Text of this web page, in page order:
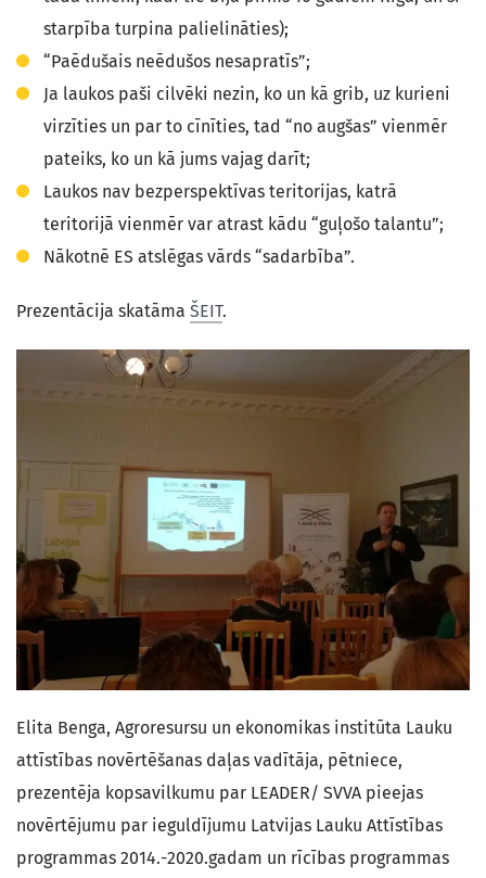
starpība turpina palielināties);
“Paēdušais neēdušos nesapratīs”;
Ja laukos paši cilvēki nezin, ko un kā grib, uz kurieni
virzīties un par to cīnīties, tad “no augšas” vienmēr
pateiks, ko un kā jums vajag darīt;
Laukos nav bezperspektīvas teritorijas, katrā
teritorijā vienmēr var atrast kādu “guļošo talantu”;
Nākotnē ES atslēgas vārds “sadarbība”.
Prezentācija skatāma ŠEIT.
Elita Benga, Agroresursu un ekonomikas institūta Lauku
attīstības novērtēšanas daļas vadītāja, pētniece,
prezentēja kopsavilkumu par LEADER/ SVVA pieejas
novērtējumu par ieguldījumu Latvijas Lauku Attīstības
programmas 2014.-2020.gadam un rīcības programmas